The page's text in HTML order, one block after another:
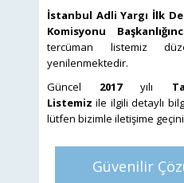
İstanbul Adli Yargı İlk
Komisyonu
tercüman listemiz
yenilenmektedir.
Güncel 2017yılı
Listemizile ilgili detaylı
lütfen bizimle iletişime
Güvenilir